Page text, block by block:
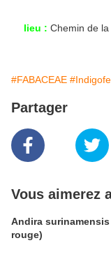
lieu : Chemin de
#FABACEAE
Partager
Vous aimerez
Andira
rouge)